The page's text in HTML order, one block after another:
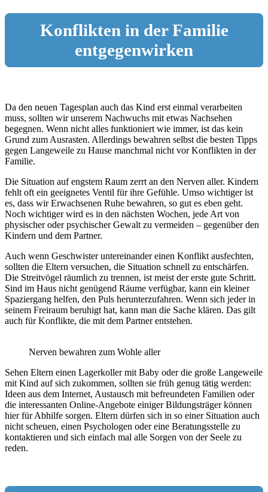
Konflikten in der Familie
entgegenwirken
Da den neuen Tagesplan auch das Kind erst einmal verarbeiten
muss, sollten wir unserem Nachwuchs mit etwas Nachsehen
begegnen. Wenn nicht alles funktioniert wie immer, ist das kein
Grund zum Ausrasten. Allerdings bewahren selbst die besten Tipps
gegen Langeweile zu Hause manchmal nicht vor Konflikten in der
Familie.
Die Situation auf engstem Raum zerrt an den Nerven aller. Kindern
fehlt oft ein geeignetes Ventil für ihre Gefühle. Umso wichtiger ist
es, dass wir Erwachsenen Ruhe bewahren, so gut es eben geht.
Noch wichtiger wird es in den nächsten Wochen, jede Art von
physischer oder psychischer Gewalt zu vermeiden – gegenüber den
Kindern und dem Partner.
Auch wenn Geschwister untereinander einen Konflikt ausfechten,
sollten die Eltern versuchen, die Situation schnell zu entschärfen.
Die Streitvögel räumlich zu trennen, ist meist der erste gute Schritt.
Sind im Haus nicht genügend Räume verfügbar, kann ein kleiner
Spaziergang helfen, den Puls herunterzufahren. Wenn sich jeder in
seinem Freiraum beruhigt hat, kann man die Sache klären. Das gilt
auch für Konflikte, die mit dem Partner entstehen.
Nerven bewahren zum Wohle aller
Sehen Eltern einen Lagerkoller mit Baby oder die große Langeweile
mit Kind auf sich zukommen, sollten sie früh genug tätig werden:
Ideen aus dem Internet, Austausch mit befreundeten Familien oder
die interessanten Online-Angebote einiger Bildungsträger können
hier für Abhilfe sorgen. Eltern dürfen sich in so einer Situation auch
nicht scheuen, einen Psychologen oder eine Beratungsstelle zu
kontaktieren und sich einfach mal alle Sorgen von der Seele zu
reden.